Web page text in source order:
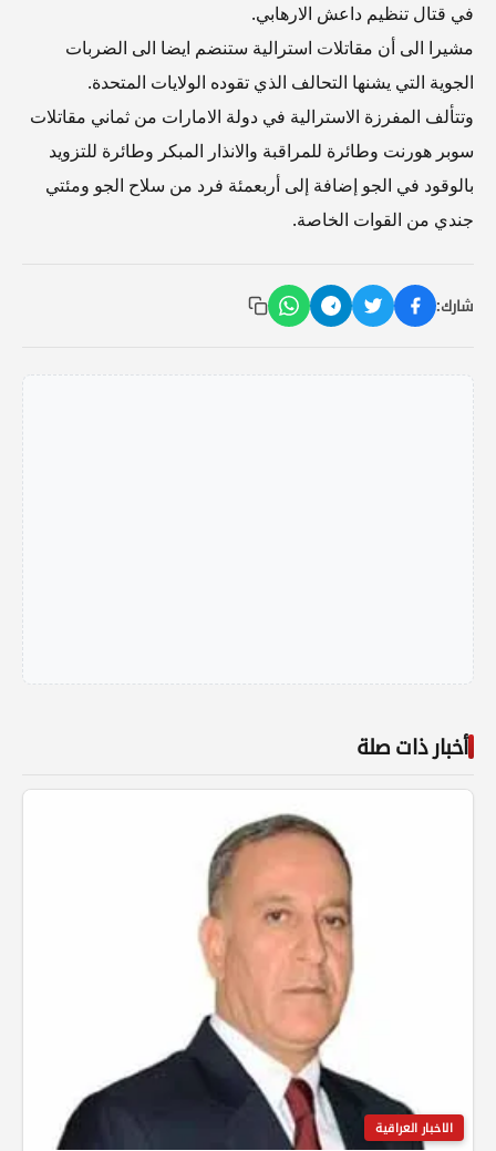
في قتال تنظيم داعش الارهابي.
مشيرا الى أن مقاتلات استرالية ستنضم ايضا الى الضربات
الجوية التي يشنها التحالف الذي تقوده الولايات المتحدة.
وتتألف المفرزة الاسترالية في دولة الامارات من ثماني مقاتلات
سوبر هورنت وطائرة للمراقبة والانذار المبكر وطائرة للتزويد
بالوقود في الجو إضافة إلى أربعمئة فرد من سلاح الجو ومئتي
جندي من القوات الخاصة.
شارك:
أخبار ذات صلة
الاخبار العراقية